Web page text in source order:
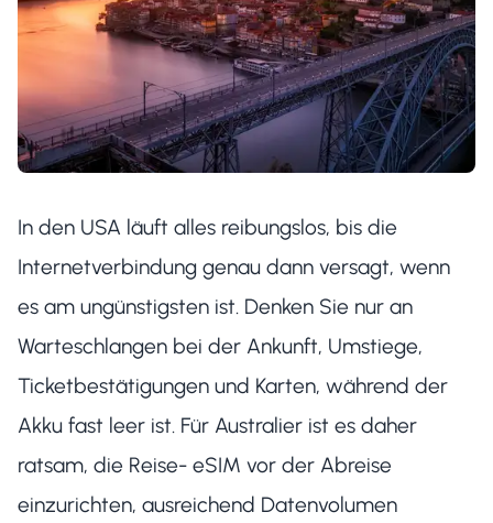
In den USA läuft alles reibungslos, bis die
Internetverbindung genau dann versagt, wenn
es am ungünstigsten ist. Denken Sie nur an
Warteschlangen bei der Ankunft, Umstiege,
Ticketbestätigungen und Karten, während der
Akku fast leer ist. Für Australier ist es daher
ratsam, die Reise- eSIM vor der Abreise
einzurichten, ausreichend Datenvolumen